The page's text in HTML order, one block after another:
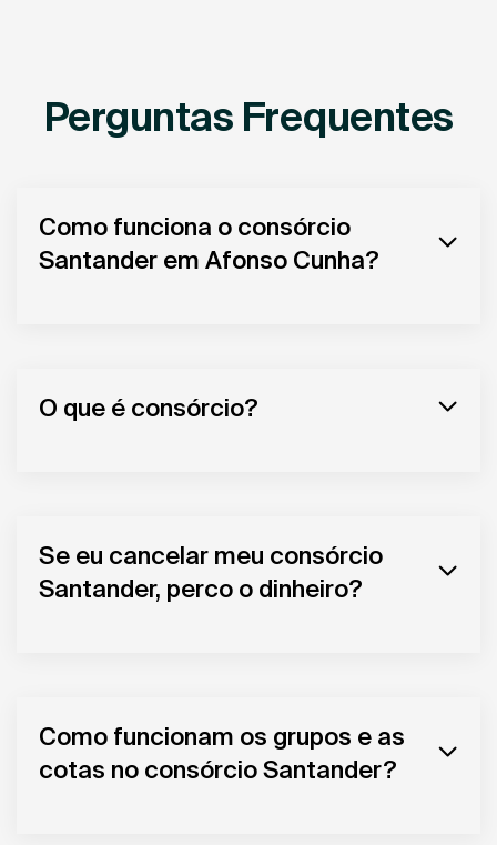
Perguntas Frequentes
Como funciona o consórcio
Santander em Afonso Cunha?
O que é consórcio?
Se eu cancelar meu consórcio
Santander, perco o dinheiro?
Como funcionam os grupos e as
cotas no consórcio Santander?